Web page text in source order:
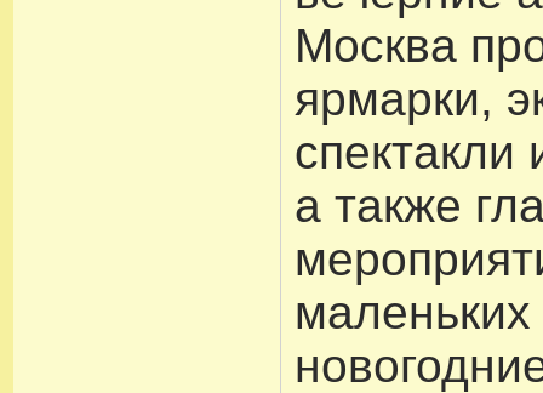
Москва
ярмарки,
спектакли
а также
маленьких